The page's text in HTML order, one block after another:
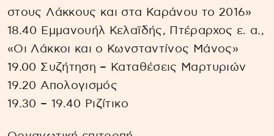
στους Λάκκους και στα Καράνου το 2016»
18.40 Εμμανουήλ Κελαϊδής, Πτέραρχος ε. α.,
«Οι Λάκκοι και ο Κωνσταντίνος Μάνος»
19.00 Συζήτηση – Καταθέσεις Μαρτυριών
19.20 Απολογισμός
19.30 – 19.40 Ριζίτικο